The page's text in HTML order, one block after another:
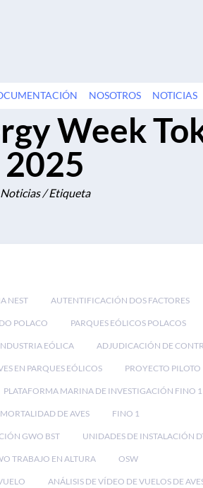
NOSOTROS NOTICIAS
Week
2025
Noticias / Etiqueta
NEST AUTENTIFICACIÓN DOS FACTORES
POLACO PARQUES EÓLICOS POLACOS
EÓLICA ADJUDICACIÓN DE
EN PARQUES EÓLICOS PROYECTO PILOTO
PLATAFORMA MARINA DE INVESTIGACIÓN FINO 1
DE AVES FINO 1
GWO BST UNIDADES DE INSTALACIÓN
TRABAJO EN ALTURA OSW
ANÁLISIS DE VÍDEO DE VUELOS DE